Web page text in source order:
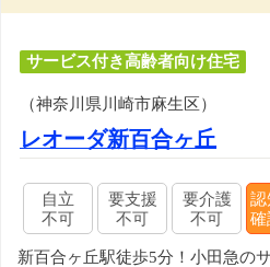
サービス付き高齢者向け住宅
（神奈川県川崎市麻生区）
レオーダ新百合ヶ丘
自立
不可
要支援
不可
要介護
不可
認
確
新百合ヶ丘駅徒歩5分！小田急の